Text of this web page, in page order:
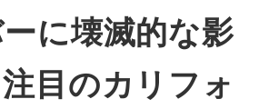
に壊滅的な影
目のカリフォ